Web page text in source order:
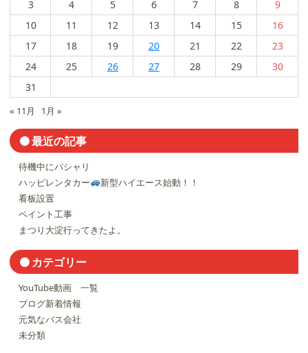
ニ
3 4 5 6 7 8
9
10
11 12 13 14 15
16
17
18 19 20 21 22
23
24
25 26 27 28 29
30
31
« 11月 1月 »
最近の記事
待機中にパシャリ
ハッピレンタカー
新型ハイエース始動！！
看板設置
ペイント工事
まつり大淀行ってきたよ。
カテゴリー
YouTube動画 一覧
ブログ新着情報
元気なバス会社
未分類